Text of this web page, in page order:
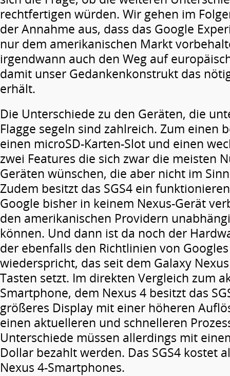
rechtfertigen würden. Wir gehen im
der Annahme aus, dass das Google
nur dem amerikanischen Markt
irgendwann auch den Weg auf
damit unser Gedankenkonstrukt das
erhält.
Die Unterschiede zu den Geräten, die
Flagge segeln sind zahlreich. Zum einen
einen microSD-Karten-Slot und einen
zwei Features die sich zwar die meisten
Geräten wünschen, die aber nicht im
Zudem besitzt das SGS4 ein
Google bisher in keinem Nexus-Gerät
den amerikanischen Providern
können. Und dann ist da noch der
der ebenfalls den Richtlinien von
wiederspricht, das seit dem Galaxy
Tasten setzt. Im direkten Vergleich zum
Smartphone, dem Nexus 4 besitzt das
größeres Display mit einer höheren
einen aktuelleren und schnelleren
Unterschiede müssen allerdings mit
Dollar bezahlt werden. Das SGS4 kostet
Nexus 4-Smartphones.